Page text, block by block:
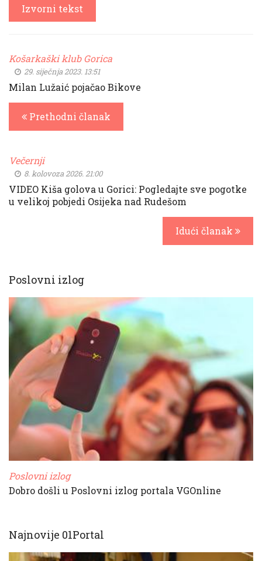
Izvorni tekst
Košarkaški klub Gorica
29. siječnja 2023. 13:51
Milan Lužaić pojačao Bikove
Prethodni članak
Večernji
8. kolovoza 2026. 21:00
VIDEO Kiša golova u Gorici: Pogledajte sve pogotke
u velikoj pobjedi Osijeka nad Rudešom
Idući članak
Poslovni izlog
Poslovni izlog
Dobro došli u Poslovni izlog portala VGOnline
Najnovije 01Portal